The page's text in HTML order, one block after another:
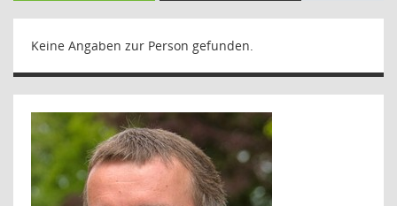
Keine Angaben zur Person gefunden.